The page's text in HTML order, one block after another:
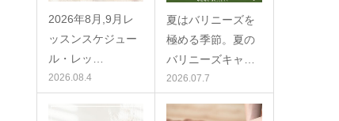
2026年8月,9月レ
ッスンスケジュー
ル・レッ…
2026.08.4
夏はバリニーズを
極める季節。夏の
バリニーズキャ…
2026.07.7